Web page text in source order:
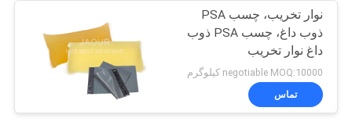
نوار تخریب، چسب PSA
ذوب داغ، چسب PSA ذوب
داغ نوار تخریب
negotiable MOQ:10000 کیلوگرم
تماس